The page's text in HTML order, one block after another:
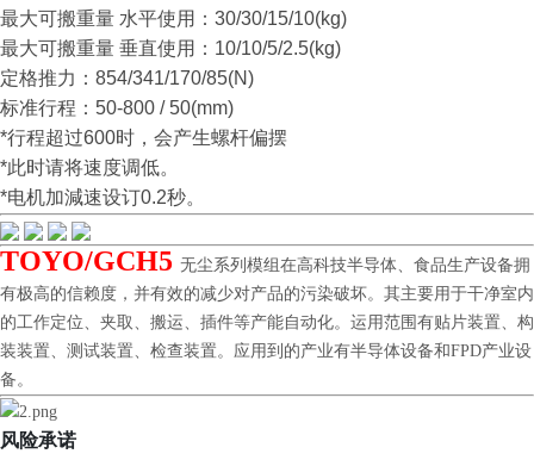
最大可搬重量 水平使用：30/30/15/10(kg)
最大可搬重量 垂直使用：10/10/5/2.5(kg)
定格推力：854/341/170/85(N)
标准行程：50-800 / 50(mm)
*行程超过600时，会产生螺杆偏摆
*此时请将速度调低。
*电机加減速设订0.2秒。
TOYO/GCH5 无尘系列模组在高科技半导体、食品生产设备拥
有极高的信赖度，并有效的减少对产品的污染破坏。其主要用于干净室内
的工作定位、夹取、搬运、插件等产能自动化。运用范围有贴片装置、构
装装置、测试装置、检查装置。应用到的产业有半导体设备和FPD产业设
备。
风险承诺